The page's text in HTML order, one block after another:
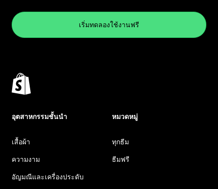
เริ่มทดลองใช้งานฟรี
อุตสาหกรรมชั้นนำ
เสื้อผ้า
ความงาม
อัญมณีและเครื่องประดับ
หมวดหมู่
ทุกธีม
ธีมฟรี